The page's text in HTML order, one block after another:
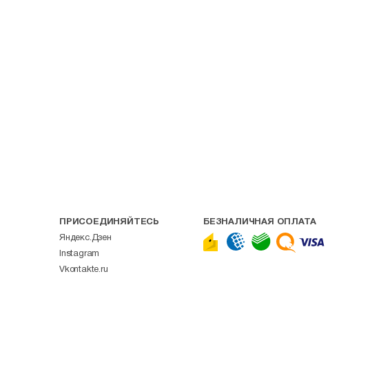
ПРИСОЕДИНЯЙТЕСЬ
Яндекс.Дзен
Instagram
Vkontakte.ru
БЕЗНАЛИЧНАЯ ОПЛАТА